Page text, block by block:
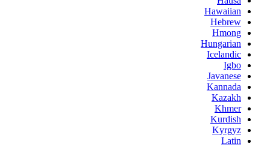
Hawaiian
Hebrew
Hmong
Hungarian
Icelandic
Igbo
Javanese
Kannada
Kazakh
Khmer
Kurdish
Kyrgyz
Latin